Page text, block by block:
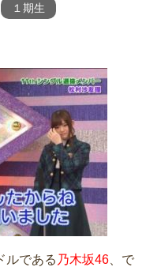
１期生
ルである 乃木坂46 、で